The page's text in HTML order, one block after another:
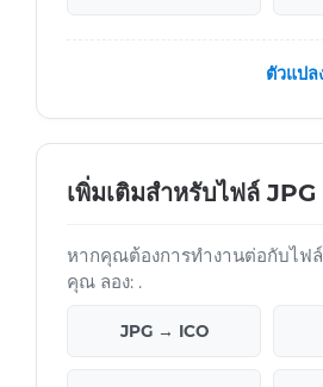
ตัวแป
เพิ่มเติมสำหรับไฟล์ JPG
หากคุณต้องการทำงานต่อกับไฟ
คุณ ลอง: .
JPG → ICO